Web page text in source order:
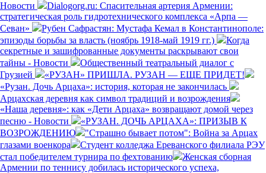
Новости
Dialogorg.ru: Спасительная артерия Армении:
стратегическая роль гидротехнического комплекса «Арпа —
Севан»
Рубен Сафрастян: Мустафа Кемал в Константинополе:
эпизоды борьбы за власть (ноябрь 1918-май 1919 гг.)
Когда
секретные и зашифрованные документы раскрывают свои
тайны - Новости
Общественный театральный диалог с
Грузией
«РУЗАН» ПРИШЛА. РУЗАН — ЕЩЕ ПРИДЕТ!
«Рузан. Дочь Арцаха»: история, которая не закончилась
Арцахская деревня как символ традиций и возрождения
«Наша деревня»: как «Дети Арцаха» возвращают домой через
песню - Новости
«РУЗАН. ДОЧЬ АРЦАХА»: ПРИЗЫВ К
ВОЗРОЖДЕНИЮ
"Страшно бывает потом": Война за Арцах
глазами военкора
Студент колледжа Ереванского филиала РЭУ
стал победителем турнира по фехтованию
Женская сборная
Армении по теннису добилась исторического успеха,